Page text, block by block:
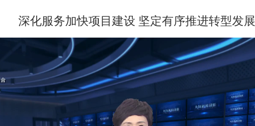
深化服务加快项目建设 坚定有序推进转型发展